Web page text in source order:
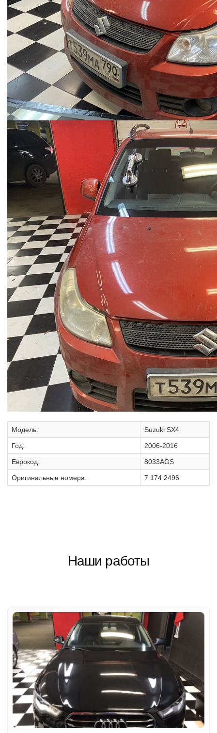
Модель: Suzuki SX4
Год: 2006-2016
Еврокод: 8033AGS
Оригинальные номера: 7 174 2496
Наши работы